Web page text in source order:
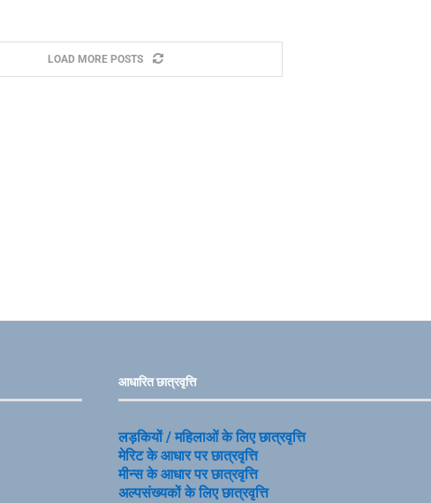
LOAD MORE POSTS
आधारित छात्रवृत्ति
लड़कियों / महिलाओं के लिए छात्रवृत्ति
मेरिट के आधार पर छात्रवृत्ति
मीन्स के आधार पर छात्रवृत्ति
अल्पसंख्यकों के लिए छात्रवृत्ति